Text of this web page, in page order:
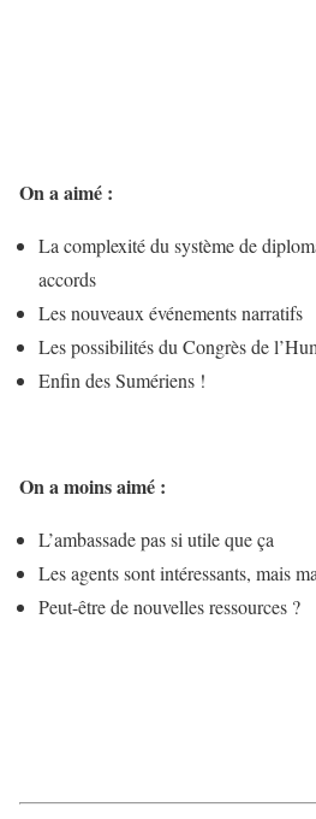
On a aimé :
La complexité du système de
accords
Les nouveaux événements narratifs
Les possibilités du Congrès de
Enfin des Sumériens !
On a moins aimé :
L’ambassade pas si utile que ça
Les agents sont intéressants, mais
Peut-être de nouvelles ressources ?